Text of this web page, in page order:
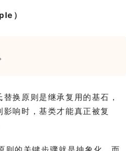
）
换原则是继承复用的基石，
响时，基类才能真正被复